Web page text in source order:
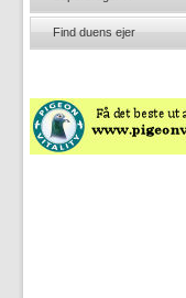
Find duens ejer